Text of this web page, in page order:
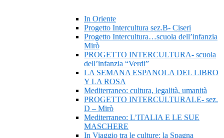
In Oriente
Progetto Intercultura sez.B- Ciseri
Progetto Intercultura…scuola dell’infanzia
Mirò
PROGETTO INTERCULTURA- scuola
dell’infanzia “Verdi”
LA SEMANA ESPANOLA DEL LIBRO
Y LA ROSA
Mediterraneo: cultura, legalità, umanità
PROGETTO INTERCULTURALE- sez.
D – Mirò
Mediterraneo: L’ITALIA E LE SUE
MASCHERE
In Viaggio tra le culture: la Spagna